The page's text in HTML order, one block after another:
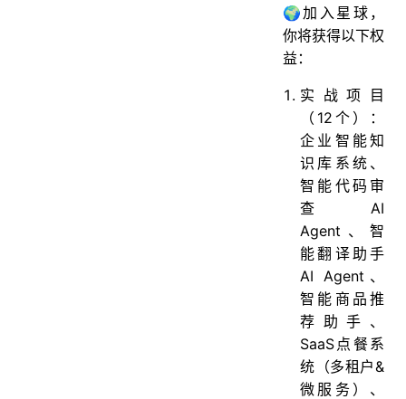
🌍加入星球，
你将获得以下权
益：
实战项目
（12个）：
企业智能知
识库系统、
智能代码审
查AI
Agent、智
能翻译助手
AI Agent、
智能商品推
荐助手、
SaaS点餐系
统（多租户&
微服务）、